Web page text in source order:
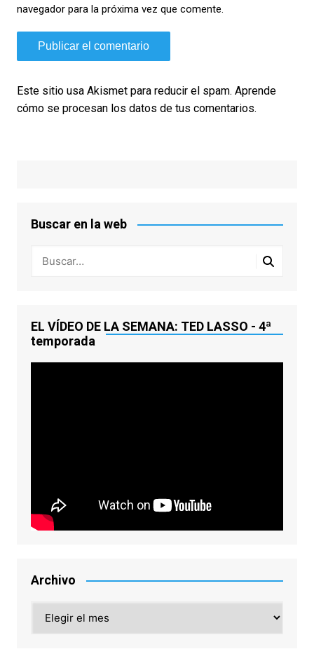
navegador para la próxima vez que comente.
Este sitio usa Akismet para reducir el spam. Aprende
cómo se procesan los datos de tus comentarios.
Buscar en la web
EL VÍDEO DE LA SEMANA: TED LASSO - 4ª
temporada
Archivo